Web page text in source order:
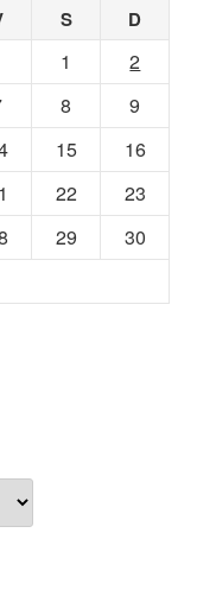
S D
1
2
8
9
15
16
22
23
29
30